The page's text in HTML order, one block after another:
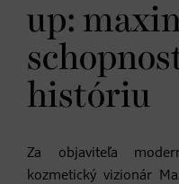
up:
históriu
Za objaviteľa
kozmetický vizionár